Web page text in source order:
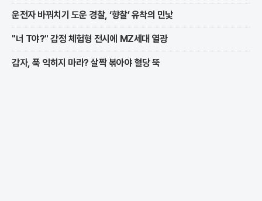
운전자 바꿔치기 도운 경찰, ‘향찰’ 유착의 민낯
"너 T야?" 감정 체험형 전시에 MZ세대 열광
감자, 푹 익히지 마라? 살짝 볶아야 혈당 뚝